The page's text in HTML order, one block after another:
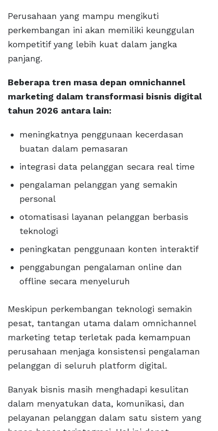
Perusahaan yang mampu mengikuti
perkembangan ini akan memiliki keunggulan
kompetitif yang lebih kuat dalam jangka
panjang.
Beberapa tren masa depan omnichannel
marketing dalam transformasi bisnis digital
tahun 2026 antara lain:
meningkatnya penggunaan kecerdasan
buatan dalam pemasaran
integrasi data pelanggan secara real time
pengalaman pelanggan yang semakin
personal
otomatisasi layanan pelanggan berbasis
teknologi
peningkatan penggunaan konten interaktif
penggabungan pengalaman online dan
offline secara menyeluruh
Meskipun perkembangan teknologi semakin
pesat, tantangan utama dalam omnichannel
marketing tetap terletak pada kemampuan
perusahaan menjaga konsistensi pengalaman
pelanggan di seluruh platform digital.
Banyak bisnis masih menghadapi kesulitan
dalam menyatukan data, komunikasi, dan
pelayanan pelanggan dalam satu sistem yang